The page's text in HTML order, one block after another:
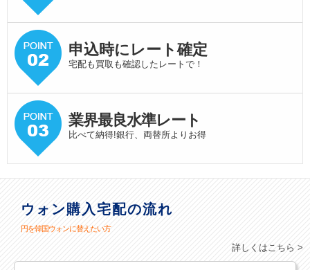
申込時にレート確定
宅配も買取も確認したレートで！
業界最良水準レート
比べて納得!銀行、両替所よりお得
ウォン購入宅配の流れ
円を韓国ウォンに替えたい方
詳しくはこちら >